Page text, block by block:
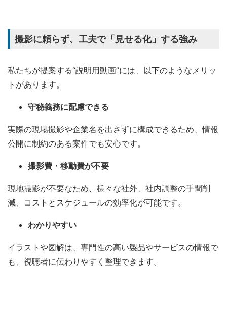
撮影に頼らず、工夫で「見せる化」する強み
私たちが提案する“説明用動画”には、以下のようなメリッ
トがあります。
守秘義務に配慮できる
実際の現場撮影や企業名を出さずに構成できるため、情報
公開に制約のある案件でも安心です。
撮影費・移動費が不要
現地撮影が不要なため、様々な社外、社内調整の手間削
減、コストとスケジュールの効率化が可能です。
わかりやすい
イラストや図解は、専門性の高い製品やサービスの情報で
も、視聴者に伝わりやすく整理できます。